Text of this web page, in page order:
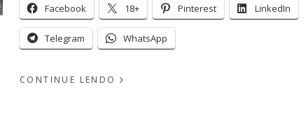
Facebook 18+ Pinterest LinkedIn
Telegram WhatsApp
CONTINUE LENDO